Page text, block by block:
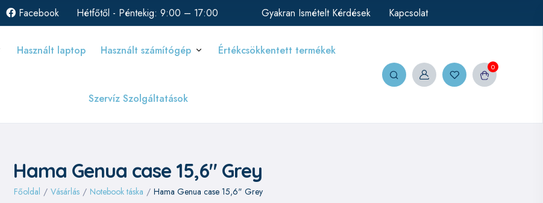
Facebook Hétfőtől - Péntekig: 9:00 – 17:00 Gyakran Ismételt Kérdések Kapcsolat
Használt laptop Használt számítógép Értékcsökkentett termékek
Szervíz Szolgáltatások
0
Hama Genua case 15,6" Grey
Főoldal / Vásárlás / Notebook táska / Hama Genua case 15,6" Grey